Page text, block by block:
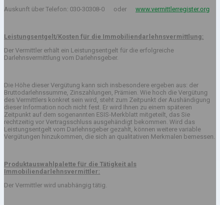
Auskunft über Telefon: 030-30308-0 oder www.vermittlerregister.org
Leistungsentgelt/Kosten für die Immobiliendarlehnsvermittlung:
Der Vermittler erhält ein Leistungsentgelt für die erfolgreiche
Darlehnsvermittlung vom Darlehnsgeber.
Die Höhe dieser Vergütung kann sich insbesondere ergeben aus: der
Bruttodarlehnssumme, Zinszahlungen, Prämien. Wie hoch die Vergütung
des Vermittlers konkret sein wird, steht zum Zeitpunkt der Aushändigung
dieser Information noch nicht fest. Er wird Ihnen zu einem späteren
Zeitpunkt auf dem sogenannten ESIS-Merkblatt mitgeteilt, das Sie
rechtzeitig vor Vertragsschluss ausgehändigt bekommen. Wird das
Leistungsentgelt vom Darlehnsgeber gezahlt, können weitere variable
Vergütungen hinzukommen, die sich an qualitativen Merkmalen bemessen.
Produktauswahlpalette für die Tätigkeit als
Immobiliendarlehnsvermittler:
Der Vermittler wird unabhängig tätig.